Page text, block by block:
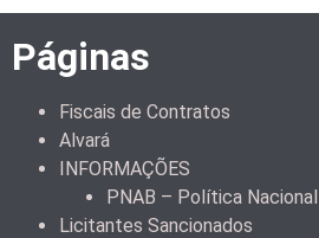
Páginas
Fiscais de Contratos
Alvará
INFORMAÇÕES
PNAB – Política
Licitantes Sancionados